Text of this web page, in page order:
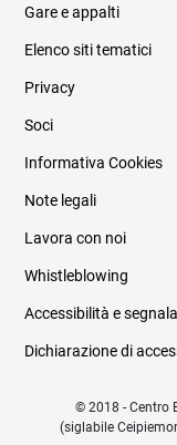
Gare e appalti
Elenco siti tematici
Privacy
Soci
Informativa Cookies
Note legali
Lavora con noi
Whistleblowing
Accessibilità e
Dichiarazione di
© 2018 - Centro
(siglabile